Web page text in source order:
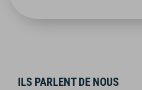
ILS PARLENT DE NOUS